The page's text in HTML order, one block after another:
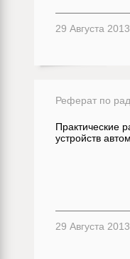
29 Августа 2013
Реферат по
Практические
устройств
29 Августа 2013